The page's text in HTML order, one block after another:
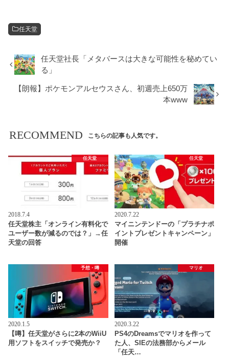
任天堂
任天堂社長「メタバースは大きな可能性を秘めてい
る」
【朗報】ポケモンアルセウスさん、初週売上650万
本www
RECOMMEND こちらの記事も人気です。
任天堂
2018.7.4
任天堂株主「オンライン有料化で
ユーザー数が減るのでは？」→任
天堂の回答
任天堂
2020.7.22
マイニンテンドーの「プラチナポ
イントプレゼントキャンペーン」
開催
予想・噂
2020.1.5
【噂】任天堂がさらに2本のWiiU
用ソフトをスイッチで発売か？
マリオ
2020.3.22
PS4のDreamsでマリオを作って
た人、SIEの法務部からメール
「任天…